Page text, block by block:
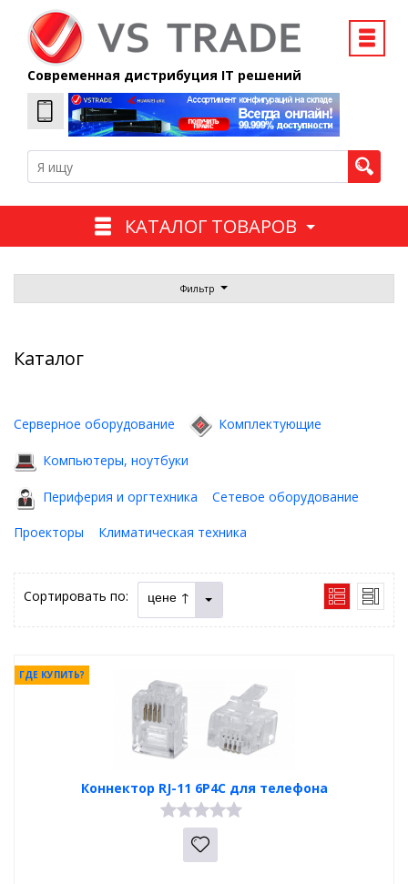
Современная дистрибуция IT решений
КАТАЛОГ ТОВАРОВ
Фильтр
Каталог
Серверное оборудование Комплектующие
Компьютеры, ноутбуки
Периферия и оргтехника Сетевое оборудование
Проекторы Климатическая техника
Сортировать по: цене ↑
Коннектор RJ-11 6P4C для телефона
ГДЕ КУПИТЬ?